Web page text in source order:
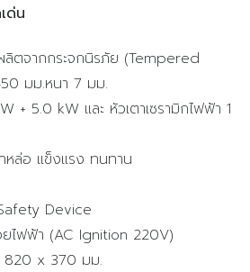
ด่น
ลิตจากกระจกนิรภัย (Tempered
มม.หนา 7 มม.
+ 5.0 kW และ หัวเตาเซรามิกไฟฟ้า 1
หล่อ แข็งแรง ทนทาน
Device
ไฟฟ้า (AC Ignition 220V)
820 x 370 มม.